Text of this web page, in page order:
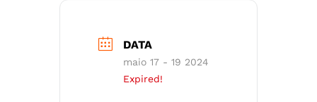
DATA
maio 17 - 19 2024
Expired!